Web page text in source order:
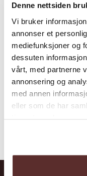
Denne nettsiden
Vi bruker
annonser et
mediefunksjoner og
dessuten
vårt, med partnerne
annonsering og
med annen
eller som de har
Aga Sideri ligg
Ullensvang. Her
Hardanger som
samband med
Aga.